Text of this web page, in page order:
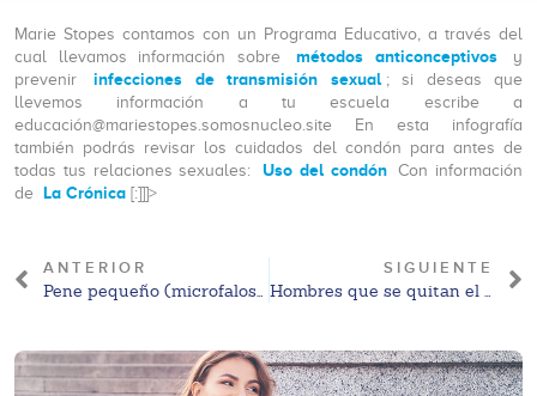
Marie Stopes contamos con un Programa Educativo, a través del
cual llevamos información sobre
métodos anticonceptivos
y
prevenir
infecciones de transmisión sexual ; si deseas que
llevemos información a tu escuela escribe a
educación@mariestopes.somosnucleo.site En esta infografía
también podrás revisar los cuidados del condón para antes de
todas tus relaciones sexuales:
Uso del condón
Con información
de La Crónica [:]]]>
ANTERIOR
Pene pequeño (microfalosomía)
SIGUIENTE
Hombres que se quitan el condón durante el sexo. ¡Es violencia!